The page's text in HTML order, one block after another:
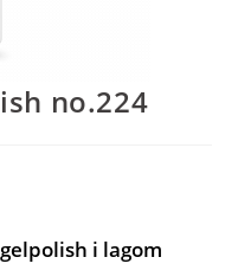
no.224
i lagom